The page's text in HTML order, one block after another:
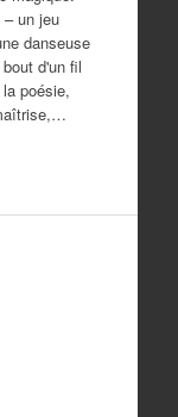
un jeu
danseuse
d'un fil
poésie,